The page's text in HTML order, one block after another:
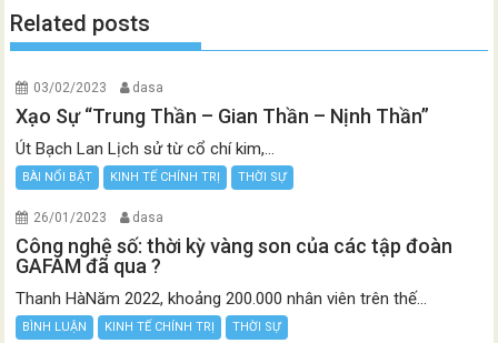
Related posts
03/02/2023 dasa
Xạo Sự “Trung Thần – Gian Thần – Nịnh Thần”
Út Bạch Lan Lịch sử từ cổ chí kim,...
BÀI NỔI BẬT KINH TẾ CHÍNH TRỊ THỜI SỰ
26/01/2023 dasa
Công nghệ số: thời kỳ vàng son của các tập đoàn
GAFAM đã qua ?
Thanh HàNăm 2022, khoảng 200.000 nhân viên trên thế...
BÌNH LUẬN KINH TẾ CHÍNH TRỊ THỜI SỰ